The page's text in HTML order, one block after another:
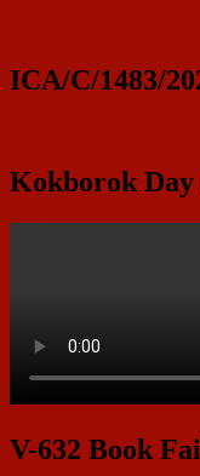
ICA/C/1483/
Kokborok Day
V-632 Book